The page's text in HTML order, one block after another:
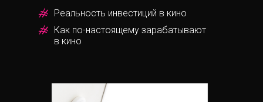
Реальность инвестиций в кино
Как по-настоящему зарабатывают
в кино